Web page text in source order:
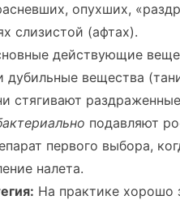
опухших,
слизистой (афтах).
действующие
дубильные вещества
стягивают
подавляют
первого выбора,
налета.
На практике хорошо